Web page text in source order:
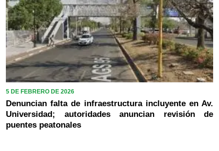
5 DE FEBRERO DE 2026
Denuncian falta de infraestructura incluyente en Av.
Universidad; autoridades anuncian revisión de
puentes peatonales